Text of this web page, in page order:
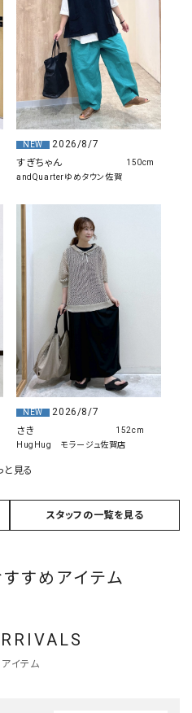
NEW
2026/8/7
すぎちゃん
andQuarterゆめタウン佐賀
150cm
NEW
2026/8/7
さき
HugHug モラージュ佐賀店
152cm
と見る
スタッフの一覧を見る
すめアイテム
イテム